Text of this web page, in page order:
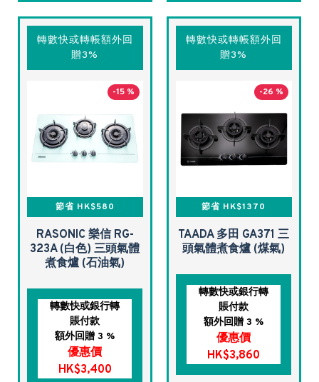
轉數快或轉帳額外回
贈3%
-15 %
節省 HK$580
RASONIC 樂信 RG-
323A (白色) 三頭氣體
煮食爐 (石油氣)
轉數快或銀行轉
賬付款
額外回贈 3 %
優惠價
HK$3,400
轉數快或轉帳額外回
贈3%
-26 %
節省 HK$1370
TAADA 多田 GA371 三
頭氣體煮食爐 (煤氣)
轉數快或銀行轉
賬付款
額外回贈 3 %
優惠價
HK$3,860